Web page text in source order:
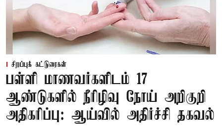
சிறப்புக் கட்டுரைகள்
பள்ளி மாணவர்களிடம் 17
ஆண்டுகளில் நீரிழிவு நோய் அறிகுறி
அதிகரிப்பு: ஆய்வில் அதிர்ச்சி தகவல்